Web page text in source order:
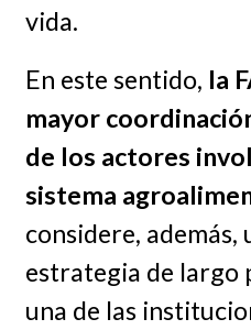
vida.
En este sentido, la
mayor
de los actores
sistema
considere, además,
estrategia de largo
una de las